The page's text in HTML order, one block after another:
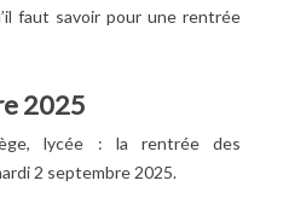
faut savoir pour une rentrée
2025
lycée : la rentrée des
2 septembre 2025.